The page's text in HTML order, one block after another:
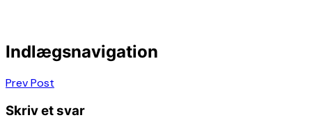
Indlægsnavigation
Prev Post
Skriv et svar